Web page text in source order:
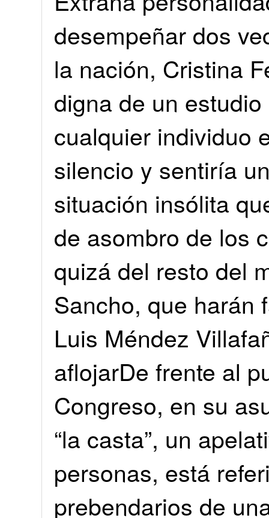
desempeñar dos
la nación, Cristina
digna de un
cualquier individuo
silencio y sentiría
situación insólita
de asombro de los
quizá del resto del
Sancho, que harán
Luis Méndez
aflojarDe frente al
Congreso, en su
“la casta”, un
personas, está
prebendarios de